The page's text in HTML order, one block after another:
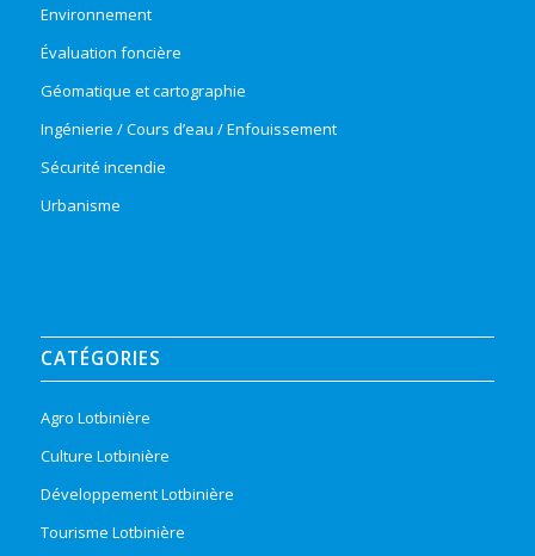
Environnement
Évaluation foncière
Géomatique et cartographie
Ingénierie / Cours d’eau / Enfouissement
Sécurité incendie
Urbanisme
CATÉGORIES
Agro Lotbinière
Culture Lotbinière
Développement Lotbinière
Tourisme Lotbinière